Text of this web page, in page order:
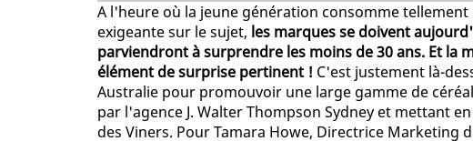
A l'heure où la jeune génération consomme
exigeante sur le sujet, les marques se doivent
parviendront à surprendre les moins de 30 ans. Et la
élément de surprise pertinent ! C'est justement là-
Australie pour promouvoir une large gamme de
par l'agence J. Walter Thompson Sydney et mettant
des Viners. Pour Tamara Howe, Directrice Marketing